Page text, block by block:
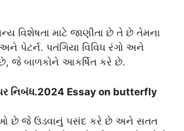
વિશેષતા માટે જાણીતા છે તે છે તેમના
અને પેટર્ન. પતંગિયા વિવિધ રંગો અને
જે બાળકોને આકર્ષિત કરે છે.
નિબંધ.2024 Essay on butterfly
છે જે ઉડવાનું પસંદ કરે છે અને સતત